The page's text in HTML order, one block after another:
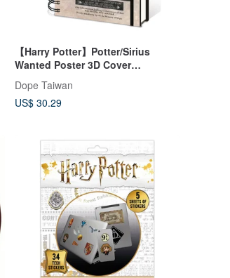
【Harry Potter】Potter/Sirius
Wanted Poster 3D Cover
Notebook
Dope Taiwan
US$ 30.29